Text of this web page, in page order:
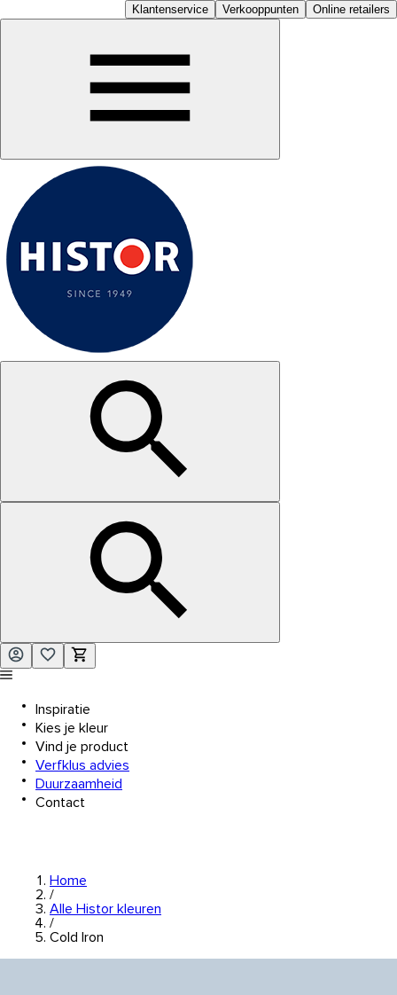
Klantenservice Verkooppunten Online retailers
Inspiratie
Kies je kleur
Vind je product
Verfklus advies
Duurzaamheid
Contact
Home
/
Alle Histor kleuren
/
Cold Iron